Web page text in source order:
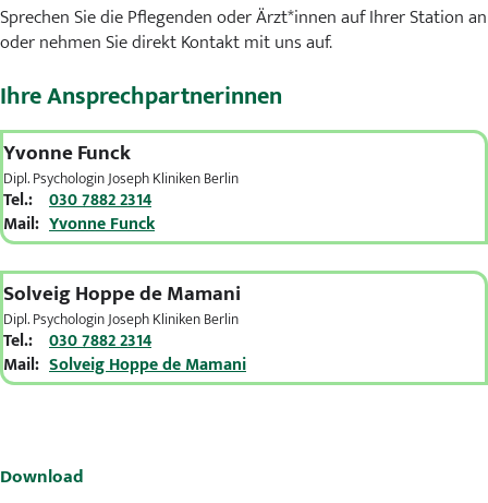
Sprechen Sie die Pflegenden oder Ärzt*innen auf Ihrer Station an
oder nehmen Sie direkt Kontakt mit uns auf.
Ihre Ansprechpartnerinnen
Yvonne Funck
Dipl. Psychologin Joseph Kliniken Berlin
Tel.: 030 7882 2314
Mail: Yvonne Funck
Solveig Hoppe de Mamani
Dipl. Psychologin Joseph Kliniken Berlin
Tel.: 030 7882 2314
Mail: Solveig Hoppe de Mamani
Download